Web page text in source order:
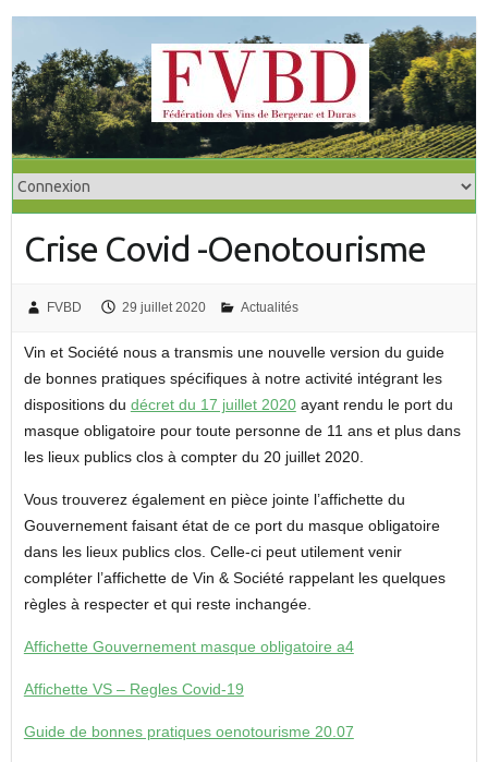
Crise Covid -Oenotourisme
FVBD 29 juillet 2020 Actualités
Vin et Société nous a transmis une nouvelle version du guide
de bonnes pratiques spécifiques à notre activité intégrant les
dispositions du décret du 17 juillet 2020ayant rendu le port du
masque obligatoire pour toute personne de 11 ans et plus dans
les lieux publics clos à compter du 20 juillet 2020.
Vous trouverez également en pièce jointe l’affichette du
Gouvernement faisant état de ce port du masque obligatoire
dans les lieux publics clos. Celle-ci peut utilement venir
compléter l’affichette de Vin & Société rappelant les quelques
règles à respecter et qui reste inchangée.
Affichette Gouvernement masque obligatoire a4
Affichette VS – Regles Covid-19
Guide de bonnes pratiques oenotourisme 20.07